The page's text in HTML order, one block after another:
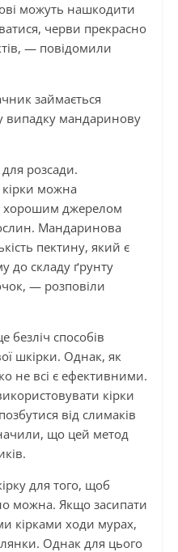
можуть нашкодити
черви прекрасно
— повідомили
займається
випадку мандаринову
розсади.
можна
хорошим джерелом
Мандаринова
пектину, який є
до складу ґрунту
— розповіли
безліч способів
шкірки. Однак, як
не всі є ефективними.
кірки
від слимаків
що цей метод
для того, щоб
можна. Якщо засипати
кірками ходи мурах,
Однак для цього